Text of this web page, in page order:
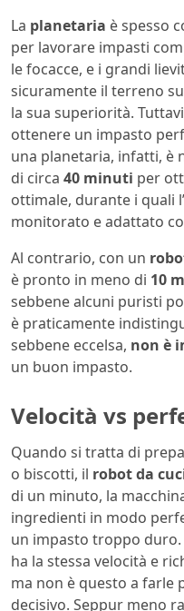
La planetaria è spesso
per lavorare impasti
le focacce, e i grandi
sicuramente il terreno
la sua superiorità.
ottenere un impasto
una planetaria, infatti, è
di circa 40 minuti per
ottimale, durante i quali
monitorato e adattato
Al contrario, con un
è pronto in meno di 10
sebbene alcuni puristi
è praticamente
sebbene eccelsa, non è
un buon impasto.
Velocità vs
Quando si tratta di
o biscotti, il robot da
di un minuto, la
ingredienti in modo
un impasto troppo
ha la stessa velocità e
ma non è questo a farle
decisivo. Seppur meno